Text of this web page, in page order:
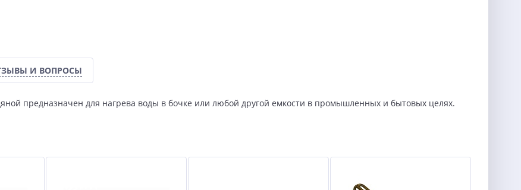
И ВОПРОСЫ
предназначен для нагрева воды в бочке или любой другой емкости в промышленных и бытовых целях.